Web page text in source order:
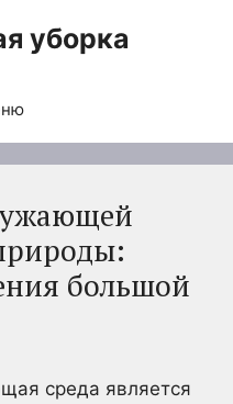
уборка
большой
среда является